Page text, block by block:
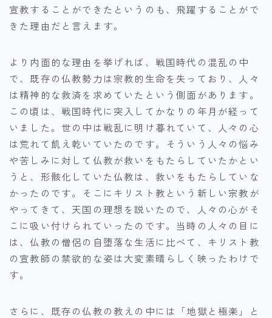
宣教することができたというのも、飛躍することがで
きた理由だと言えます。
より内面的な理由を挙げれば、戦国時代の混乱の中
で、既存の仏教勢力は宗教的生命を失っており、人々
は精神的な救済を求めていたという側面があります。
この頃は、戦国時代に突入してかなりの年月が経って
いました。世の中は戦乱に明け暮れていて、人々の心
は荒れて飢え乾いていたのです。そういう人々の悩み
や苦しみに対して仏教が救いをもたらしていたかとい
うと、形骸化していた仏教は、救いをもたらしていな
かったのです。そこにキリスト教という新しい宗教が
やってきて、天国の理想を説いたので、人々の心がそ
こに吸い付けられていったのです。当時の人々の目に
は、仏教の僧侶の自堕落な生活に比べて、キリスト教
の宣教師の禁欲的な姿は大変素晴らしく映ったわけで
す。
さらに、既存の仏教の教えの中には「地獄と極楽」と